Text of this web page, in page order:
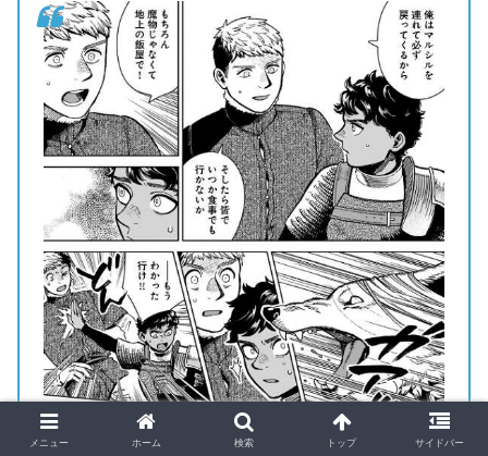
© 九井諒子 ダンジョン飯 76話より
メニュー ホーム 検索 トップ サイドバー